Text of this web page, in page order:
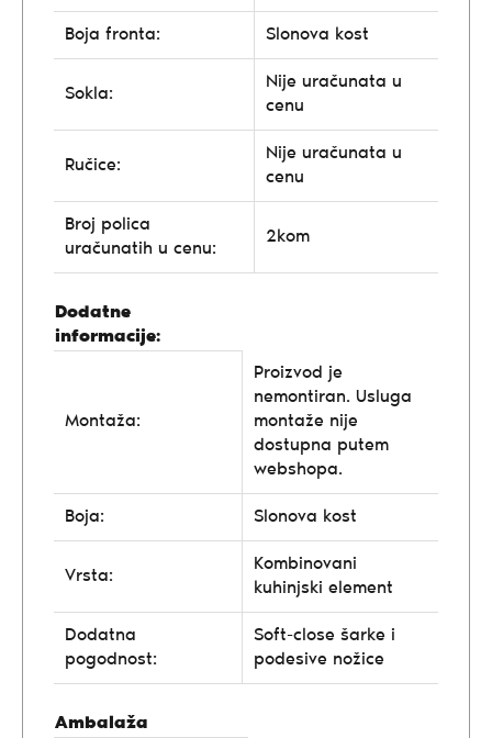
Boja fronta: Slonova kost
Sokla:
Nije uračunata u
cenu
Ručice:
Nije uračunata u
cenu
Broj polica
uračunatih u cenu:
2kom
Dodatne
informacije:
Montaža:
Proizvod je
nemontiran. Usluga
montaže nije
dostupna putem
webshopa.
Boja: Slonova kost
Vrsta:
Kombinovani
kuhinjski element
Dodatna
pogodnost:
Soft-close šarke i
podesive nožice
Ambalaža